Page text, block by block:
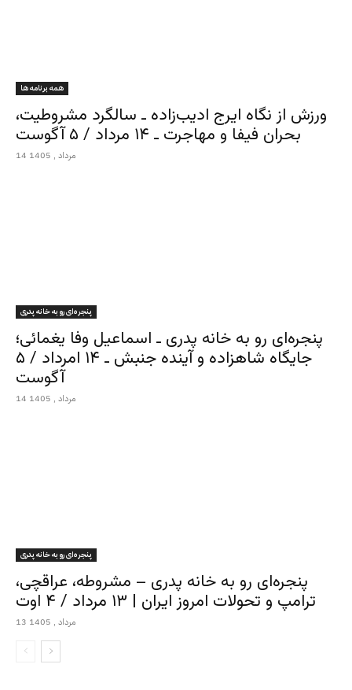
همه برنامه ها
ورزش از نگاه ایرج ادیب‌زاده ـ سالگرد مشروطیت،
بحران فیفا و مهاجرت ـ ۱۴ مرداد / ۵ آگوست
14 مرداد , 1405
پنجره‌ای رو به خانه پدری
پنجره‌ای رو به خانه پدری ـ اسماعیل وفا یغمائی؛
جایگاه شاهزاده و آینده جنبش ـ ۱۴ امرداد / ۵
آگوست
14 مرداد , 1405
پنجره‌ای رو به خانه پدری
پنجره‌ای رو به خانه پدری – مشروطه، عراقچی،
ترامپ و تحولات امروز ایران | ۱۳ مرداد / ۴ اوت
13 مرداد , 1405